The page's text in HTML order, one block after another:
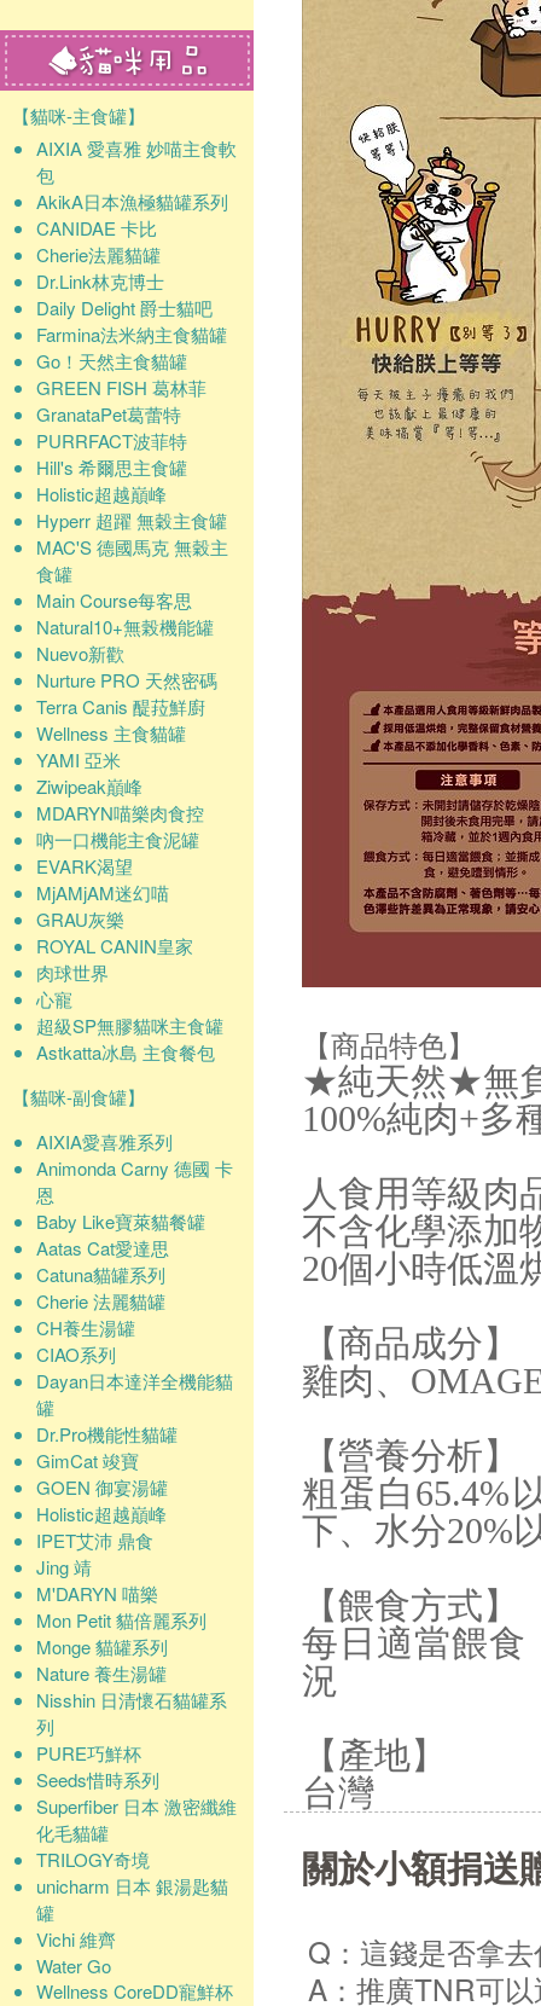
【貓咪-主食罐】
AIXIA 愛喜雅 妙喵主食軟
包
AkikA日本漁極貓罐系列
CANIDAE 卡比
Cherie法麗貓罐
Dr.Link林克博士
Daily Delight 爵士貓吧
Farmina法米納主食貓罐
Go！天然主食貓罐
GREEN FISH 葛林菲
GranataPet葛蕾特
PURRFACT波菲特
Hill's 希爾思主食罐
Holistic超越巔峰
Hyperr 超躍 無穀主食罐
MAC'S 德國馬克 無穀主
食罐
Main Course每客思
Natural10+無榖機能罐
Nuevo新歡
Nurture PRO 天然密碼
Terra Canis 醍菈鮮廚
Wellness 主食貓罐
YAMI 亞米
Ziwipeak巔峰
MDARYN喵樂肉食控
吶一口機能主食泥罐
EVARK渴望
MjAMjAM迷幻喵
GRAU灰樂
ROYAL CANIN皇家
肉球世界
心寵
超級SP無膠貓咪主食罐
Astkatta冰島 主食餐包
【貓咪-副食罐】
AIXIA愛喜雅系列
Animonda Carny 德國 卡
恩
Baby Like寶萊貓餐罐
Aatas Cat愛達思
Catuna貓罐系列
Cherie 法麗貓罐
CH養生湯罐
CIAO系列
Dayan日本達洋全機能貓
罐
Dr.Pro機能性貓罐
GimCat 竣寶
GOEN 御宴湯罐
Holistic超越巔峰
IPET艾沛 鼎食
Jing 靖
M'DARYN 喵樂
Mon Petit 貓倍麗系列
Monge 貓罐系列
Nature 養生湯罐
Nisshin 日清懷石貓罐系
列
PURE巧鮮杯
Seeds惜時系列
Superfiber 日本 激密纖維
化毛貓罐
TRILOGY奇境
unicharm 日本 銀湯匙貓
罐
Vichi 維齊
Water Go
Wellness CoreDD寵鮮杯
【商品特色】
★純天然★無
100%純肉+多
人食用等級肉
不含化學添加
20個小時低溫
【商品成分】
雞肉、
【營養分析】
粗蛋白65.4%
下、水分20%
【餵食方式】
每日適當餵食
況
【產地】
台灣
關於小額捐送
Q：這錢是否拿
A：推廣TNR可